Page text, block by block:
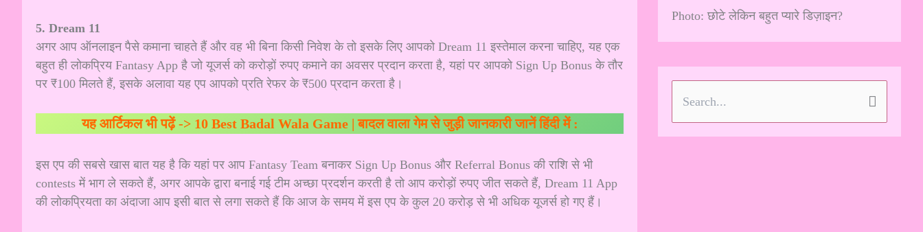
5. Dream 11
अगर आप ऑनलाइन पैसे कमाना चाहते हैं और वह भी बिना किसी निवेश के तो इसके लिए आपको Dream 11 इस्तेमाल करना चाहिए, यह एक
बहुत ही लोकप्रिय Fantasy App है जो यूजर्स को करोड़ों रुपए कमाने का अवसर प्रदान करता है, यहां पर आपको Sign Up Bonus के तौर
पर ₹100 मिलते हैं, इसके अलावा यह एप आपको प्रति रेफर के ₹500 प्रदान करता है।
यह आर्टिकल भी पढ़ें -> 10 Best Badal Wala Game | बादल वाला गेम से जुड़ी जानकारी जानें हिंदी में :
इस एप की सबसे खास बात यह है कि यहां पर आप Fantasy Team बनाकर Sign Up Bonus और Referral Bonus की राशि से भी
contests में भाग ले सकते हैं, अगर आपके द्वारा बनाई गई टीम अच्छा प्रदर्शन करती है तो आप करोड़ों रुपए जीत सकते हैं, Dream 11 App
की लोकप्रियता का अंदाजा आप इसी बात से लगा सकते हैं कि आज के समय में इस एप के कुल 20 करोड़ से भी अधिक यूजर्स हो गए हैं।
Photo: छोटे लेकिन बहुत प्यारे डिज़ाइन?